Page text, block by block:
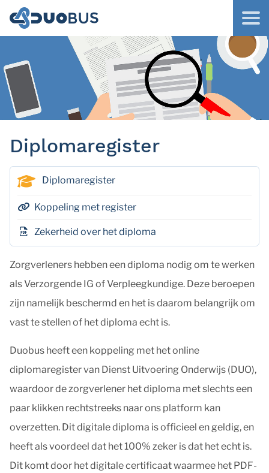
Diplomaregister
Diplomaregister
Koppeling met register
Zekerheid over het diploma
Zorgverleners hebben een diploma nodig om te werken
als Verzorgende IG of Verpleegkundige. Deze beroepen
zijn namelijk beschermd en het is daarom belangrijk om
vast te stellen of het diploma echt is.
Duobus heeft een koppeling met het online
diplomaregister van Dienst Uitvoering Onderwijs (DUO),
waardoor de zorgverlener het diploma met slechts een
paar klikken rechtstreeks naar ons platform kan
overzetten. Dit digitale diploma is officieel en geldig, en
heeft als voordeel dat het 100% zeker is dat het echt is.
Dit komt door het digitale certificaat waarmee het PDF-